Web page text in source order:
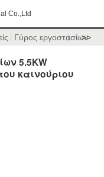
Co.,Ltd
Γύρος εργοστασίων
>>
5.5KW
καινούριου